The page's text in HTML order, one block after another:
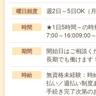
曜日頻度 週2日～5日OK（
時間
★1日5時間～の時
7:00～16:009:00
期間
開始日はご相談
長期でも働けます！
時給
無資格未経験：
払い／週払い制度
手続き完了次第の